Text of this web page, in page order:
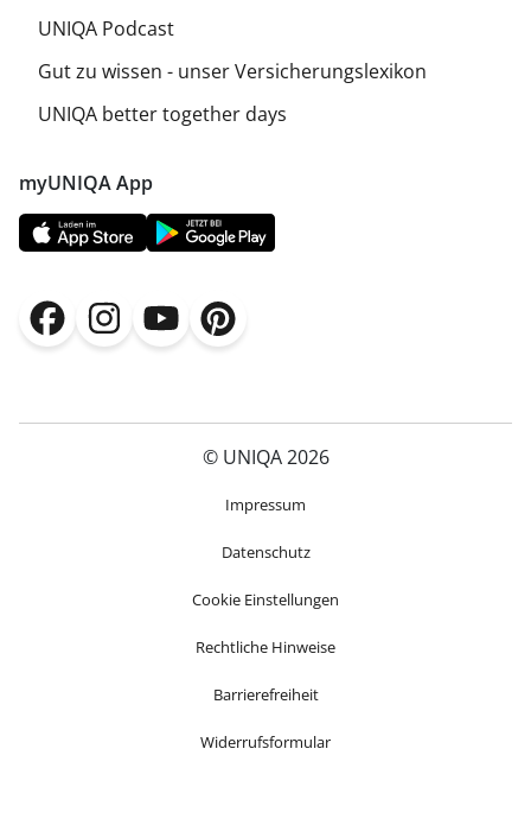
myUNIQA App
UNIQA Podcast
Gut zu wissen - unser Versicherungslexikon
UNIQA better together days
© UNIQA 2026
Impressum
Datenschutz
Cookie Einstellungen
Rechtliche Hinweise
Barrierefreiheit
Widerrufsformular